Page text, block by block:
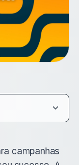
campanhas